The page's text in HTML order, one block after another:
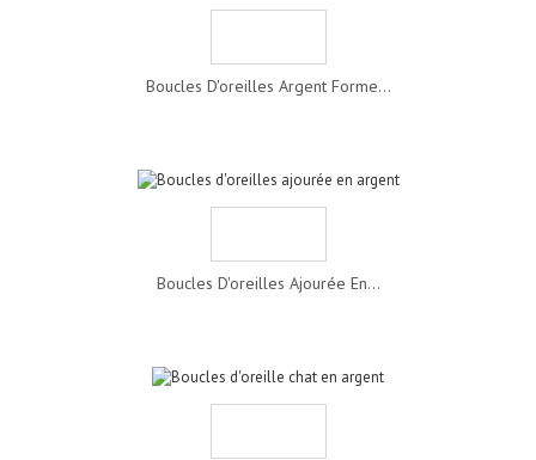
Boucles D'oreilles Argent Forme...
Boucles D'oreilles Ajourée En...